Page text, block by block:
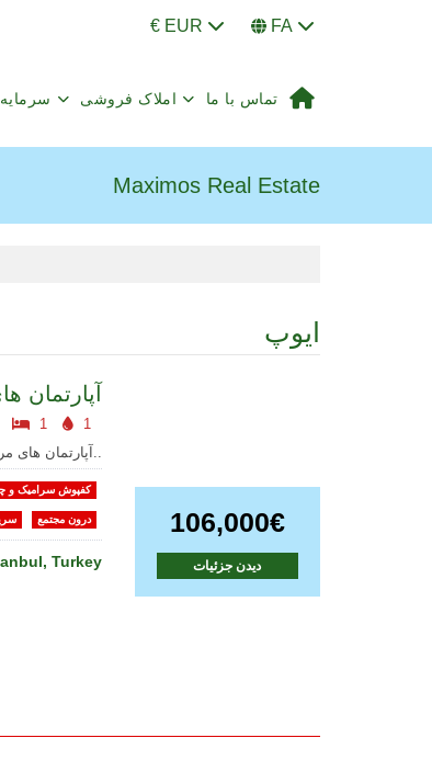
€ EUR FA
املاک فروشی تماس با ما
Maximos Real Estate
ایوپ
آپارتمان
1
1
آپارتمان های مرکز شهر استانبول آپارتمان های مرکز شهر..
کفپوش سرامیک و
درون مجتمع
Turkey
106,000€
دیدن جزئیات